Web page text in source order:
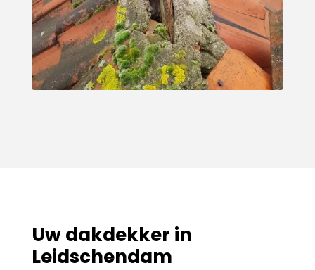
Uw dakdekker in
Leidschendam